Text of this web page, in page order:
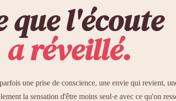
que l'écoute
a réveillé.
une prise de conscience, une envie qui revient,
la sensation d'être moins seul·e avec ce qu'on